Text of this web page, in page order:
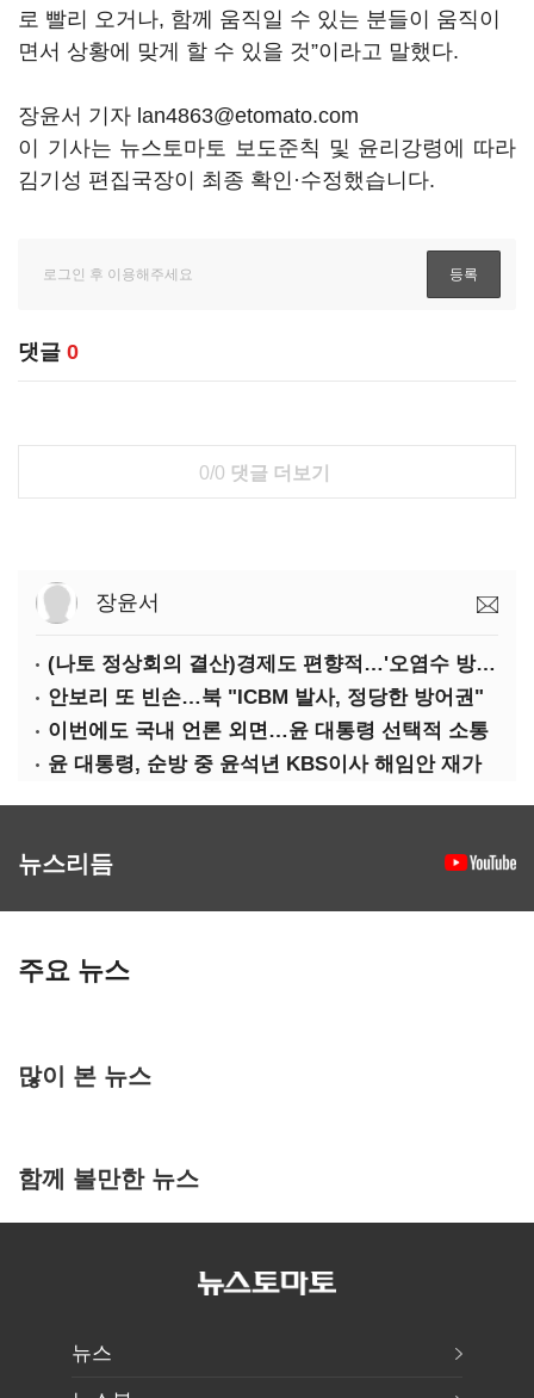
로 빨리 오거나, 함께 움직일 수 있는 분들이 움직이
면서 상황에 맞게 할 수 있을 것”이라고 말했다.
장윤서 기자 lan4863@etomato.com
이 기사는 뉴스토마토 보도준칙 및 윤리강령에 따라
김기성 편집국장이 최종 확인·수정했습니다.
댓글 0
0/0 댓글 더보기
장윤서
(나토 정상회의 결산)경제도 편향적…'오염수 방류'만 용인
안보리 또 빈손…북 "ICBM 발사, 정당한 방어권"
이번에도 국내 언론 외면…윤 대통령 선택적 소통
윤 대통령, 순방 중 윤석년 KBS이사 해임안 재가
뉴스리듬
주요 뉴스
많이 본 뉴스
함께 볼만한 뉴스
뉴스